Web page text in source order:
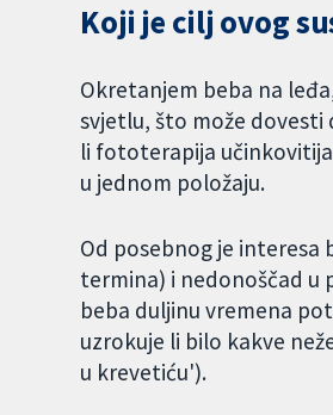
Koji je cilj ovog
Okretanjem beba na
svjetlu, što može dovesti
li fototerapija učinkovitija
u jednom položaju.
Od posebnog je
termina) i nedonoščad u
beba duljinu vremena
uzrokuje li bilo kakve
u krevetiću').